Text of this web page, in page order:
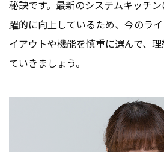
秘訣です。最新のシステムキッチ
躍的に向上しているため、今のラ
イアウトや機能を慎重に選んで、
ていきましょう。